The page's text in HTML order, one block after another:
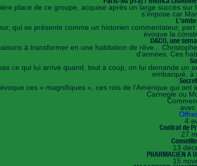
place de ce groupe, acquise après un large succès
s’impose car
qui se présente comme un historien commentateur,
évoque la
D&CO, une
à transformer en une habitation de rêve...
d’années. Ces
ce qui lui arrive quand, tout à coup, on lui demande
embarqué, à
ces « magnifiques », ces rois de l’Amérique qui
Carnegie ou
avec
4
Contrat de
27
13
PHARMACIEN A
15